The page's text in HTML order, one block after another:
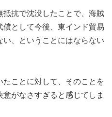
抵抗で沈没したことで、海賊
として今後、東インド貿易
、ということにはならない
ことに対して、そのことを
がなさすぎると感じてしま